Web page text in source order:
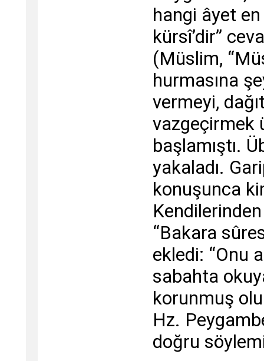
hangi âyet en
kürsî’dir”
(Müslim,
hurmasına
vermeyi,
vazgeçirmek
başlamıştı.
yakaladı.
konuşunca
“Bakara
ekledi: “Onu
sabahta
korunmuş
Hz.
doğru